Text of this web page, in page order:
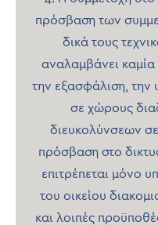
πρόσβαση των
δικά τους
αναλαμβάνει
την εξασφάλιση,
σε χώρους
διευκολύνσεων
πρόσβαση στο
επιτρέπεται μόνο
του οικείου
και λοιπές